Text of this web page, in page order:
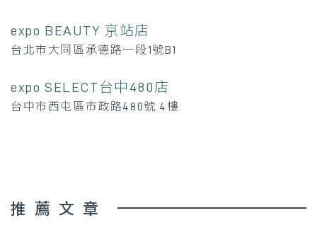
expo BEAUTY 京站店
台北市大同區承德路一段1號B1
expo SELECT台中480店
台中巿西屯區市政路480號 4樓
推薦文章